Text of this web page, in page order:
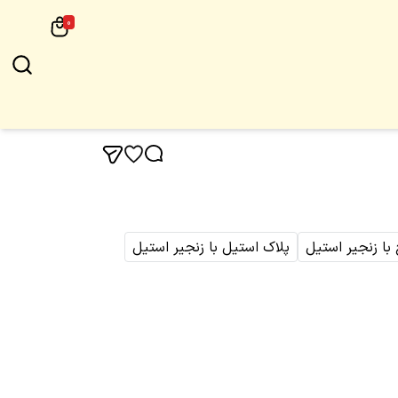
0
با زنجیر استیل پلاک استیل با زنجیر استیل